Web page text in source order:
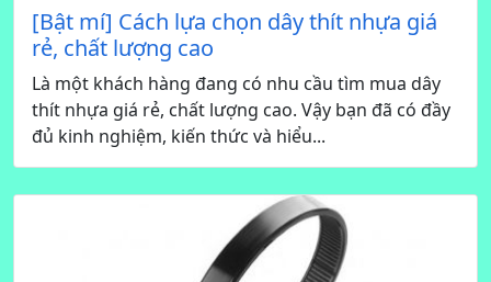
[Bật mí] Cách lựa chọn dây thít nhựa giá
rẻ, chất lượng cao
Là một khách hàng đang có nhu cầu tìm mua dây
thít nhựa giá rẻ, chất lượng cao. Vậy bạn đã có đầy
đủ kinh nghiệm, kiến thức và hiểu...